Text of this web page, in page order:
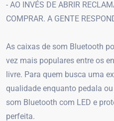
- AO INVÉS DE ABRIR
COMPRAR. A GENTE
As caixas de som Bluetooth
vez mais populares entre os
livre. Para quem busca uma
qualidade enquanto pedala
som Bluetooth com LED e
perfeita.